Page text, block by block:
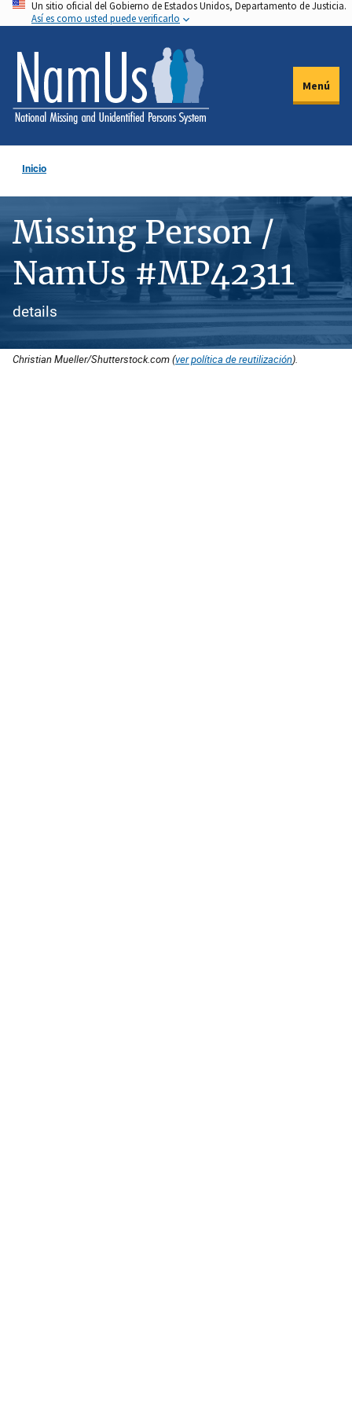
Pasar
al
contenido
principal
Un sitio oficial del Gobierno de Estados Unidos, Departamento de Justicia.
Así es como usted puede verificarlo
Menú
Inicio
Missing Person /
NamUs #MP42311
details
Christian Mueller/Shutterstock.com (ver política de reutilización).